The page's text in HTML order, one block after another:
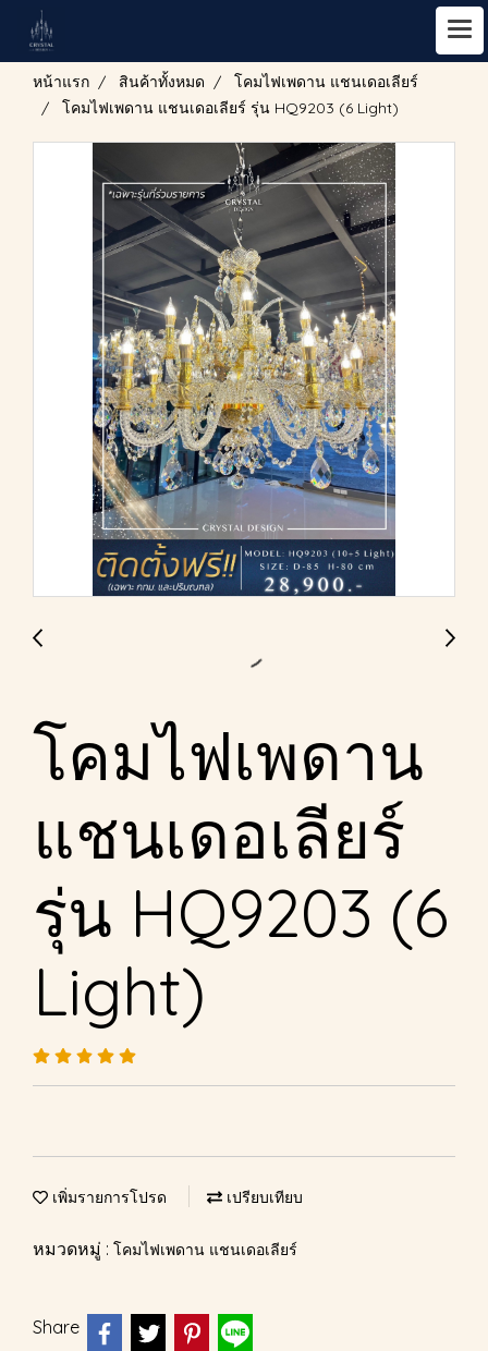
หน้าแรก สินค้าทั้งหมด
โคมไฟเพดาน แชนเดอเลียร์
โคมไฟเพดาน แชนเดอเลียร์ รุ่น HQ9203 (6 Light)
โคมไฟเพดาน
แชนเดอเลียร์
รุ่น HQ9203 (6
Light)
เพิ่มรายการโปรด เปรียบเทียบ
หมวดหมู่ : โคมไฟเพดาน แชนเดอเลียร์
Share